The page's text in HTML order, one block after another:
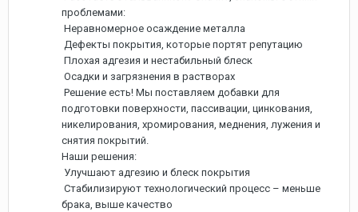
проблемами:
Неравномерное осаждение металла
Дефекты покрытия, которые портят репутацию
Плохая адгезия и нестабильный блеск
Осадки и загрязнения в растворах
Решение есть! Мы поставляем добавки для
подготовки поверхности, пассивации, цинкования,
никелирования, хромирования, меднения, лужения и
снятия покрытий.
Наши решения:
Улучшают адгезию и блеск покрытия
Стабилизируют технологический процесс – меньше
брака, выше качество